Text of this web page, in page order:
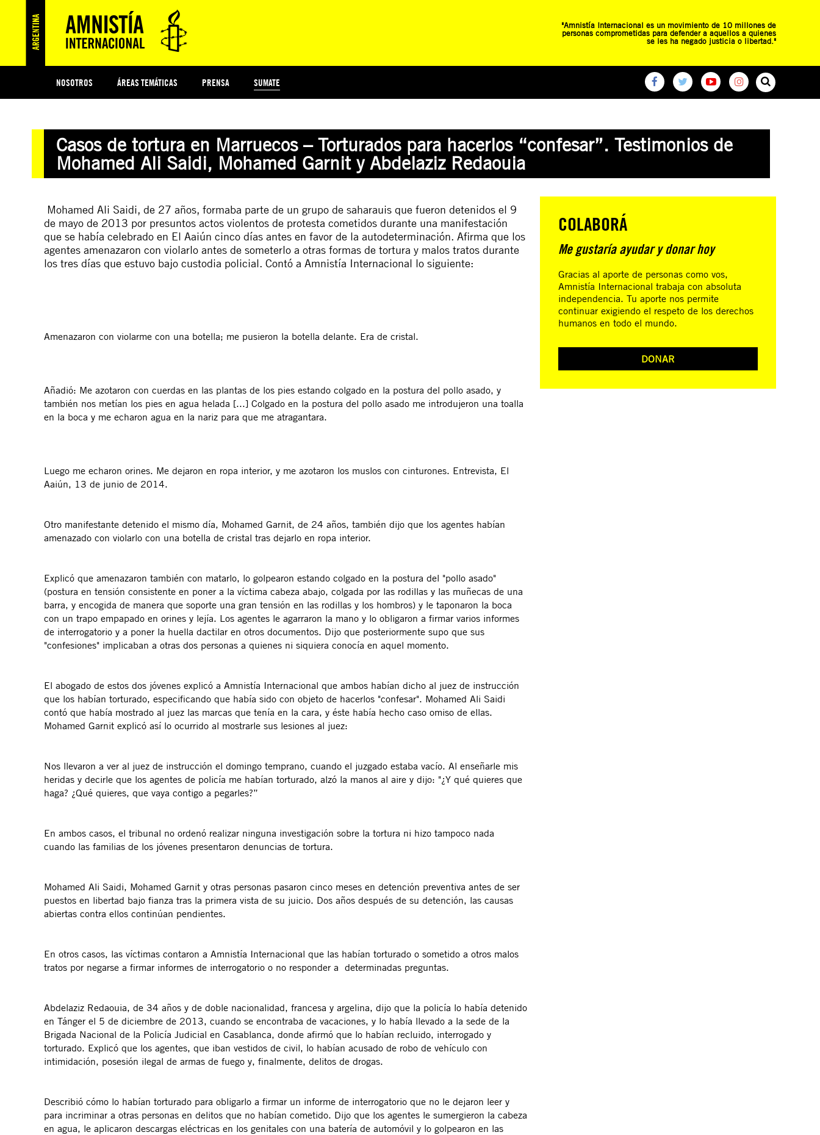
"Amnistía Internacional es un movimiento de 10 millones de
personas comprometidas para defender a aquellos a quienes
se les ha negado justicia o libertad."
NOSOTROS ÁREAS TEMÁTICAS PRENSA SUMATE
PREGUNTAS FRECUENTES
Casos de tortura en Marruecos – Torturados para hacerlos “confesar”. Testimonios de
Mohamed Ali Saidi, Mohamed Garnit y Abdelaziz Redaouia
Mohamed Ali Saidi, de 27 años, formaba parte de un grupo de saharauis que fueron detenidos el 9
de mayo de 2013 por presuntos actos violentos de protesta cometidos durante una manifestación
que se había celebrado en El Aaiún cinco días antes en favor de la autodeterminación. Afirma que los
agentes amenazaron con violarlo antes de someterlo a otras formas de tortura y malos tratos durante
los tres días que estuvo bajo custodia policial. Contó a Amnistía Internacional lo siguiente:
Amenazaron con violarme con una botella; me pusieron la botella delante. Era de cristal.
Añadió: Me azotaron con cuerdas en las plantas de los pies estando colgado en la postura del pollo asado, y
también nos metían los pies en agua helada [...] Colgado en la postura del pollo asado me introdujeron una toalla
en la boca y me echaron agua en la nariz para que me atragantara.
Luego me echaron orines. Me dejaron en ropa interior, y me azotaron los muslos con cinturones. Entrevista, El
Aaiún, 13 de junio de 2014.
Otro manifestante detenido el mismo día, Mohamed Garnit, de 24 años, también dijo que los agentes habían
amenazado con violarlo con una botella de cristal tras dejarlo en ropa interior.
Explicó que amenazaron también con matarlo, lo golpearon estando colgado en la postura del "pollo asado"
(postura en tensión consistente en poner a la víctima cabeza abajo, colgada por las rodillas y las muñecas de una
barra, y encogida de manera que soporte una gran tensión en las rodillas y los hombros) y le taponaron la boca
con un trapo empapado en orines y lejía. Los agentes le agarraron la mano y lo obligaron a firmar varios informes
de interrogatorio y a poner la huella dactilar en otros documentos. Dijo que posteriormente supo que sus
"confesiones" implicaban a otras dos personas a quienes ni siquiera conocía en aquel momento.
El abogado de estos dos jóvenes explicó a Amnistía Internacional que ambos habían dicho al juez de instrucción
que los habían torturado, especificando que había sido con objeto de hacerlos "confesar". Mohamed Ali Saidi
contó que había mostrado al juez las marcas que tenía en la cara, y éste había hecho caso omiso de ellas.
Mohamed Garnit explicó así lo ocurrido al mostrarle sus lesiones al juez:
Nos llevaron a ver al juez de instrucción el domingo temprano, cuando el juzgado estaba vacío. Al enseñarle mis
heridas y decirle que los agentes de policía me habían torturado, alzó la manos al aire y dijo: "¿Y qué quieres que
haga? ¿Qué quieres, que vaya contigo a pegarles?”
En ambos casos, el tribunal no ordenó realizar ninguna investigación sobre la tortura ni hizo tampoco nada
cuando las familias de los jóvenes presentaron denuncias de tortura.
Mohamed Ali Saidi, Mohamed Garnit y otras personas pasaron cinco meses en detención preventiva antes de ser
puestos en libertad bajo fianza tras la primera vista de su juicio. Dos años después de su detención, las causas
abiertas contra ellos continúan pendientes.
En otros casos, las víctimas contaron a Amnistía Internacional que las habían torturado o sometido a otros malos
tratos por negarse a firmar informes de interrogatorio o no responder a determinadas preguntas.
Abdelaziz Redaouia, de 34 años y de doble nacionalidad, francesa y argelina, dijo que la policía lo había detenido
en Tánger el 5 de diciembre de 2013, cuando se encontraba de vacaciones, y lo había llevado a la sede de la
Brigada Nacional de la Policía Judicial en Casablanca, donde afirmó que lo habían recluido, interrogado y
torturado. Explicó que los agentes, que iban vestidos de civil, lo habían acusado de robo de vehículo con
intimidación, posesión ilegal de armas de fuego y, finalmente, delitos de drogas.
Describió cómo lo habían torturado para obligarlo a firmar un informe de interrogatorio que no le dejaron leer y
para incriminar a otras personas en delitos que no habían cometido. Dijo que los agentes le sumergieron la cabeza
en agua, le aplicaron descargas eléctricas en los genitales con una batería de automóvil y lo golpearon en las
COLABORÁ
Me gustaría ayudar y donar hoy
Gracias al aporte de personas como vos,
Amnistía Internacional trabaja con absoluta
independencia. Tu aporte nos permite
continuar exigiendo el respeto de los derechos
humanos en todo el mundo.
DONAR